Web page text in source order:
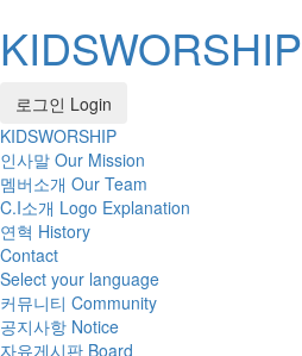
KIDSWORSHIP
로그인 Login
KIDSWORSHIP
인사말 Our Mission
멤버소개 Our Team
C.I소개 Logo Explanation
연혁 History
Contact
Select your language
커뮤니티 Community
공지사항 Notice
자유게시판 Board